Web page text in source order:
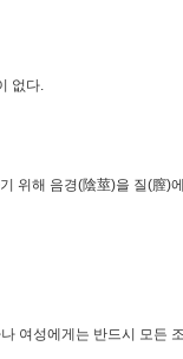
없다.
위해 음경(陰莖)을 질(膣
여성에게는 반드시 모든